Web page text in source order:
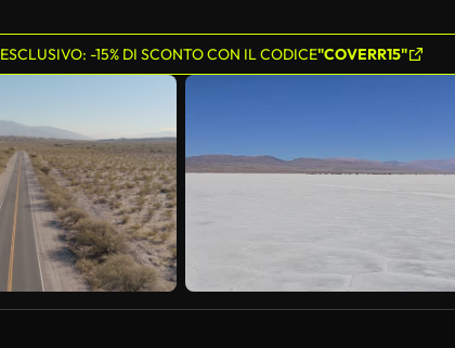
ESCLUSIVO: -15% DI SCONTO CON IL CODICE"COVERR15"